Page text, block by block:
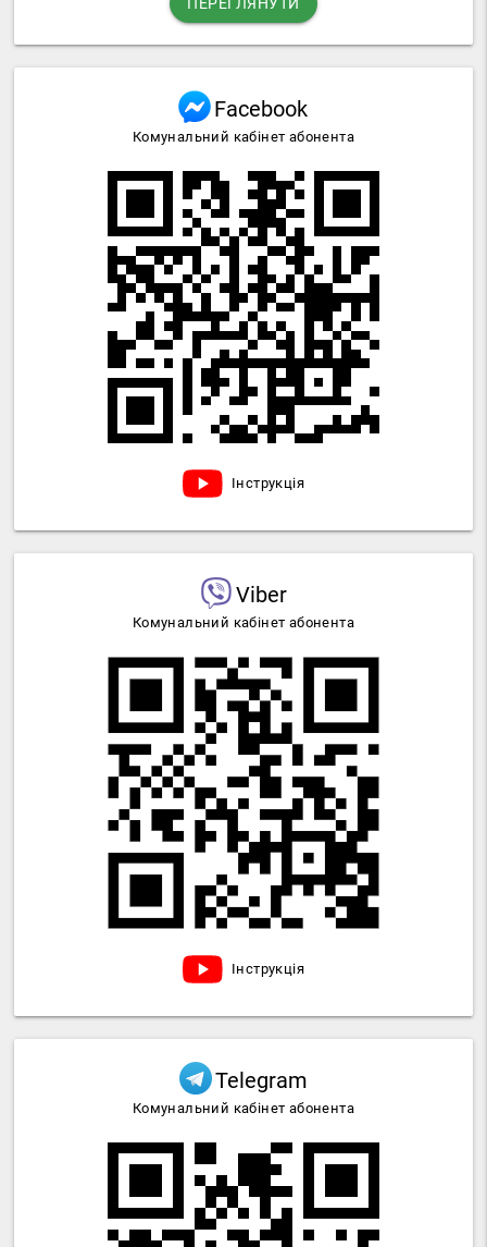
Facebook
Комунальний кабінет абонента
Інструкція
Viber
Комунальний кабінет абонента
Інструкція
Telegram
Комунальний кабінет абонента